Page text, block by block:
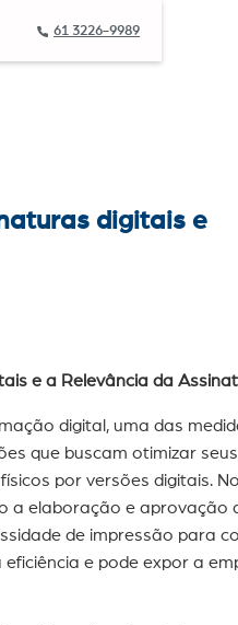
61 3226-9989
digitais e
e a Relevância da
digital, uma das
que buscam otimizar
por versões digitais.
a elaboração e aprovação
de impressão para
e pode expor a